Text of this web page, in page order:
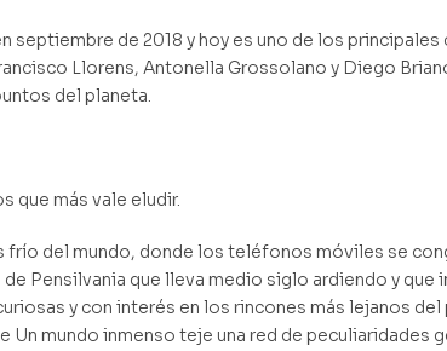
septiembre de 2018 y hoy es uno de los
Llorens, Antonella Grossolano y Diego
del planeta.
que más vale eludir.
frío del mundo, donde los teléfonos móviles se
Pensilvania que lleva medio siglo ardiendo y
y con interés en los rincones más lejanos
Un mundo inmenso teje una red de